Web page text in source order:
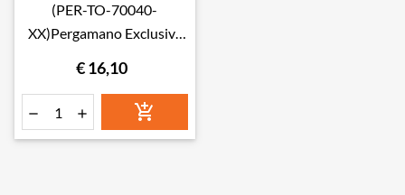
(PER-TO-70040-
XX)Pergamano Exclusive
€ 16,10
  